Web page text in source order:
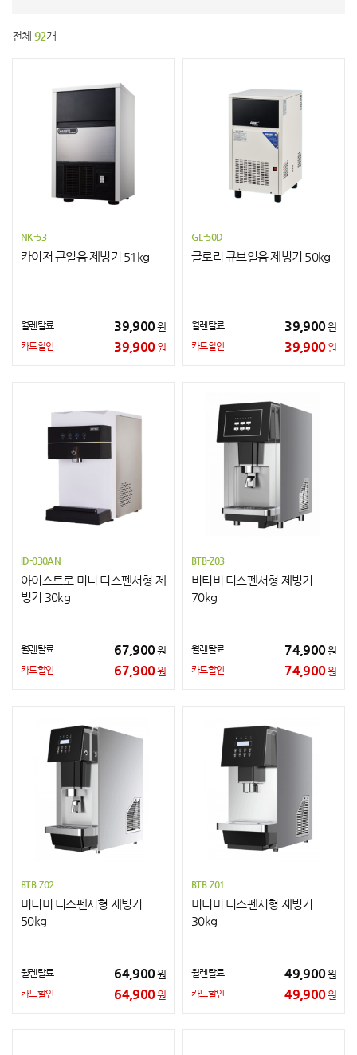
전체 92개
NK-53
카이저 큰얼음 제빙기 51kg
월렌탈료 39,900원
카드할인 39,900원
GL-50D
글로리 큐브얼음 제빙기 50kg
월렌탈료 39,900원
카드할인 39,900원
ID-030AN
아이스트로 미니 디스펜서형 제
빙기 30kg
월렌탈료 67,900원
카드할인 67,900원
BTB-Z03
비티비 디스펜서형 제빙기
70kg
월렌탈료 74,900원
카드할인 74,900원
BTB-Z02
비티비 디스펜서형 제빙기
50kg
월렌탈료 64,900원
카드할인 64,900원
BTB-Z01
비티비 디스펜서형 제빙기
30kg
월렌탈료 49,900원
카드할인 49,900원